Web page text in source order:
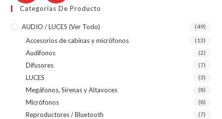
Categorías De Producto
AUDIO / LUCES (ver Todo) (49)
Accesorios de cabinas y micrófonos (13)
Audífonos (2)
Difusores (7)
LUCES (3)
Megáfonos, Sirenas y Altavoces (8)
Micrófonos (8)
Reproductores / Bluetooth (7)